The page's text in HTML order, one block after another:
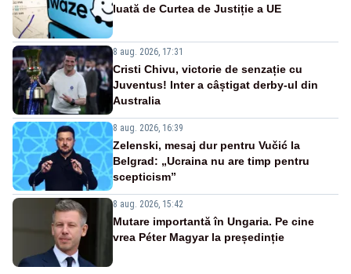
luată de Curtea de Justiție a UE
8 aug. 2026, 17:31
Cristi Chivu, victorie de senzație cu
Juventus! Inter a câștigat derby-ul din
Australia
8 aug. 2026, 16:39
Zelenski, mesaj dur pentru Vučić la
Belgrad: „Ucraina nu are timp pentru
scepticism”
8 aug. 2026, 15:42
Mutare importantă în Ungaria. Pe cine
vrea Péter Magyar la președinție